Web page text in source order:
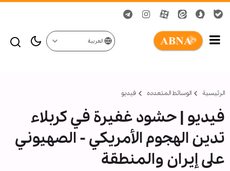
العربية
الرئيسية الوسائط المتعدده فیدیو
فیدیو | حشود غفيرة في كربلاء
تدين الهجوم الأمريكي - الصهيوني
على إيران والمنطقة